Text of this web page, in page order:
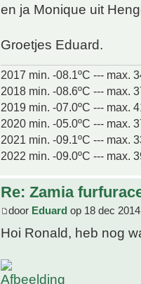
en ja Monique uit
Groetjes Eduard.
2017 min. -08.1ºC --- max.
2018 min. -08.6ºC --- max.
2019 min. -07.0ºC --- max.
2020 min. -05.0ºC --- max.
2021 min. -09.1ºC --- max.
2022 min. -09.0ºC --- max.
Re: Zamia
door Eduard op 18 dec
Hoi Ronald, heb nog